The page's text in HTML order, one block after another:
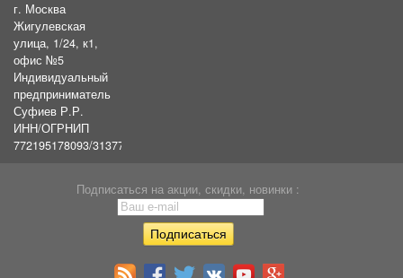
г. Москва
Жигулевская
улица, 1/24, к1,
офис №5
Индивидуальный
предприниматель
Суфиев Р.Р.
ИНН/ОГРНИП
772195178093/31377461610054
Подписаться на акции, скидки, новинки :